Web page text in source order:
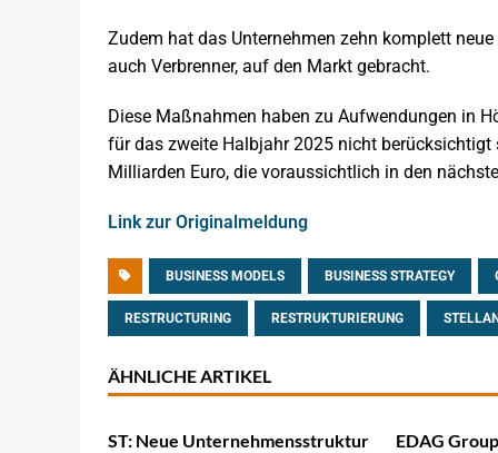
Zudem hat das Unternehmen zehn komplett
auch Verbrenner, auf den Markt gebracht.
Diese Maßnahmen haben zu Aufwendungen in
für das zweite Halbjahr 2025 nicht
Milliarden Euro, die voraussichtlich in den
Link zur Originalmeldung
BUSINESS MODELS BUSINESS STRATEGY
RESTRUCTURING RESTRUKTURIERUNG
ÄHNLICHE ARTIKEL
ST: Neue Unternehmensstruktur
EDAG